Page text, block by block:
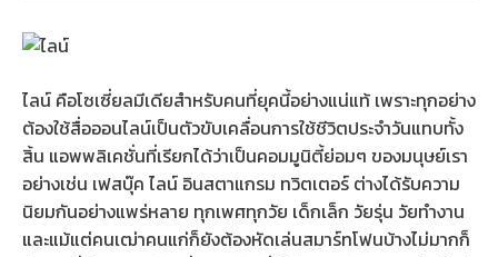
ไลน์ คือโซเซี่ยลมีเดียสำหรับคนที่ยุคนี้อย่างแน่แท้ เพราะทุกอย่าง
ต้องใช้สื่อออนไลน์เป็นตัวขับเคลื่อนการใช้ชีวิตประจำวันแทบทั้ง
สิ้น แอพพลิเคชั่นที่เรียกได้ว่าเป็นคอมมูนิตี้ย่อมๆ ของมนุษย์เรา
อย่างเช่น เฟสบุ๊ค ไลน์ อินสตาแกรม ทวิตเตอร์ ต่างได้รับความ
นิยมกันอย่างแพร่หลาย ทุกเพศทุกวัย เด็กเล็ก วัยรุ่น วัยทำงาน
และแม้แต่คนเฒ่าคนแก่ก็ยังต้องหัดเล่นสมาร์ทโฟนบ้างไม่มากก็